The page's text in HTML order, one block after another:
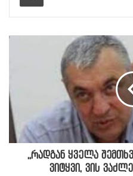
,,რადგან ყველა
ვიტყვი, ვის